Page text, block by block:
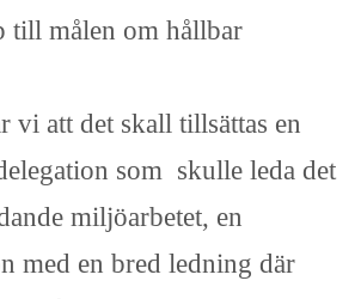
till målen om hållbar
vi att det skall tillsättas en
som skulle leda det
miljöarbetet, en
med en bred ledning där